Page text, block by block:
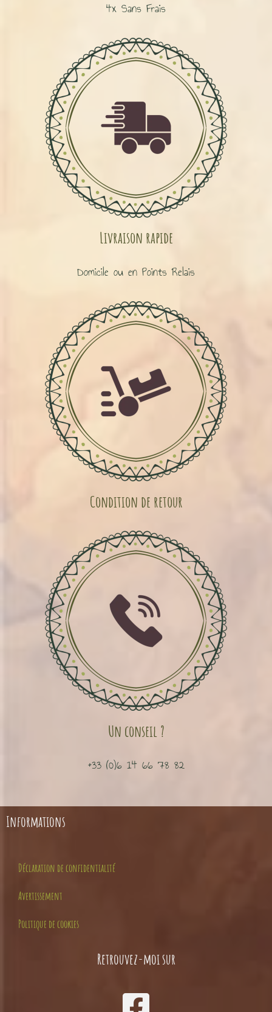
4x Sans Frais
Livraison rapide
Domicile ou en Points Relais
Condition de retour
Un conseil ?
+33 (0)6 14 66 78 82
Informations
Déclaration de confidentialité
Avertissement
Politique de cookies
Retrouvez-moi sur